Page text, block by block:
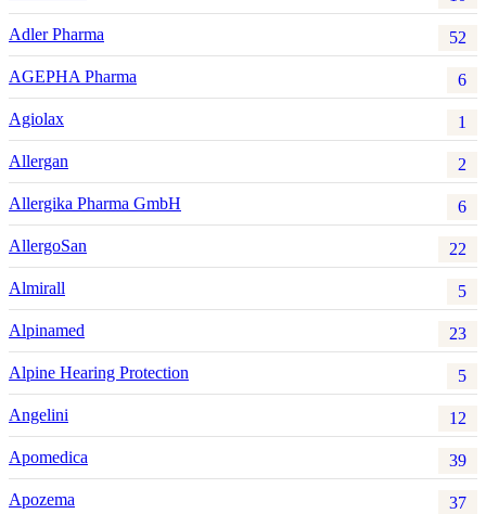
Adler Pharma 52
AGEPHA Pharma 6
Agiolax 1
Allergan 2
Allergika Pharma GmbH 6
AllergoSan 22
Almirall 5
Alpinamed 23
Alpine Hearing Protection 5
Angelini 12
Apomedica 39
Apozema 37